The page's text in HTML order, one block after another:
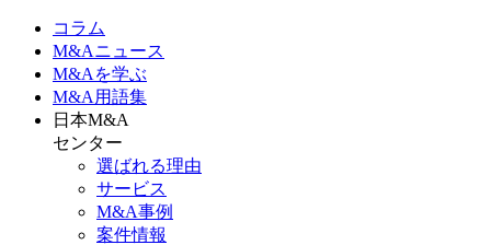
コラム
M&Aニュース
M&Aを学ぶ
M&A 用語集
日本M&A
センター
選ばれる理由
サービス
M&A事例
案件情報